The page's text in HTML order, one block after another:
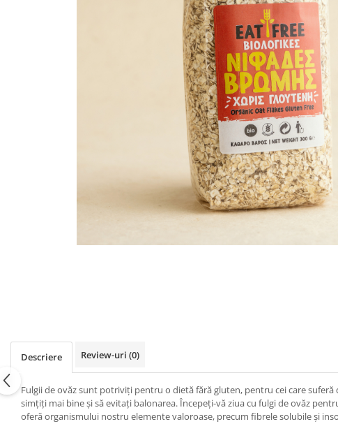
Descriere Review-uri (0)
Fulgii de ovăz sunt potriviți pentru o dietă fără gluten, pentru cei care
simțiți mai bine și să evitați balonarea. Începeți-vă ziua cu fulgi de ovăz
oferă organismului nostru elemente valoroase, precum fibrele solubile și